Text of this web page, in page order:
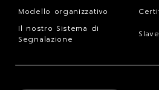
Modello organizzativo
Il nostro Sistema di
Segnalazione